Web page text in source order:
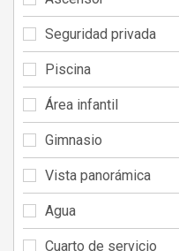
Seguridad privada
Piscina
Área infantil
Gimnasio
Vista panorámica
Agua
Cuarto de servicio